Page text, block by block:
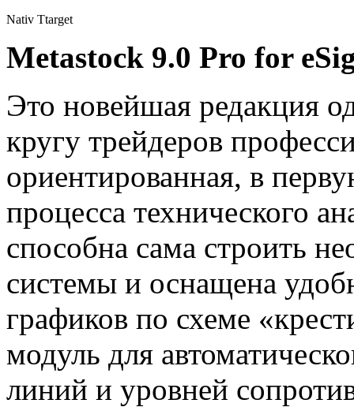
Nativ Ttarget
Metastock 9.0 Pro for
Это новейшая редакция
кругу трейдеров
ориентированная, в
процесса технического
способна сама строить
системы и оснащена
графиков по схеме
модуль для
линий и уровней